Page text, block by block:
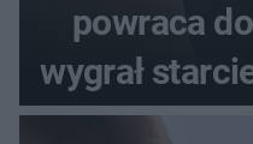
powraca
wygrał